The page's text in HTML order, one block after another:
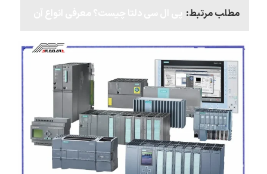
مطلب مرتبط: